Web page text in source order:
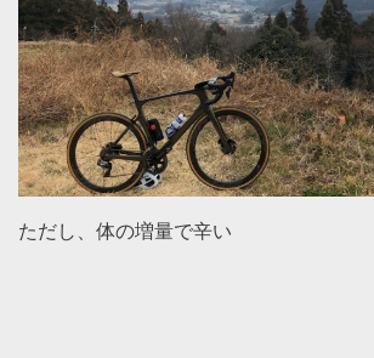
ただし、体の増量で辛い